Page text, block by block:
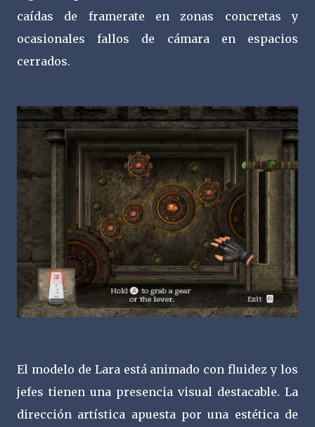
caídas de framerate en zonas concretas y
ocasionales fallos de cámara en espacios
cerrados.
El modelo de Lara está animado con fluidez y los
jefes tienen una presencia visual destacable. La
dirección artística apuesta por una estética de